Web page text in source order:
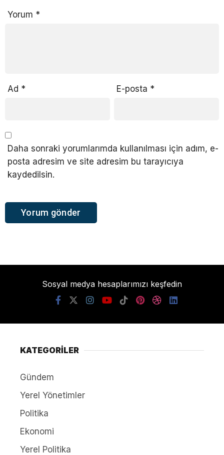
Yorum *
Ad * E-posta *
Daha sonraki yorumlarımda kullanılması için adım, e-
posta adresim ve site adresim bu tarayıcıya
kaydedilsin.
Sosyal medya hesaplarımızı keşfedin
KATEGORİLER
Gündem
Yerel Yönetimler
Politika
Ekonomi
Yerel Politika